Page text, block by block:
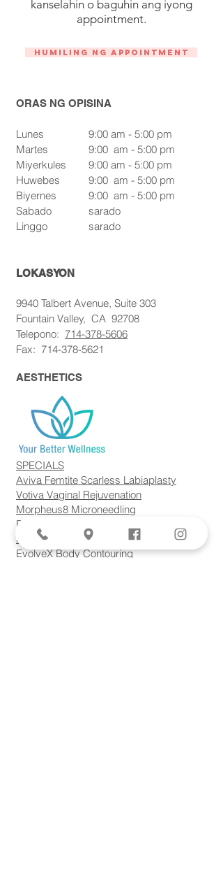
kanselahin o baguhin ang iyong
appointment.
Humiling ng Appointment
ORAS NG OPISINA
Lunes
Martes
Miyerkules
Huwebes
Biyernes
Sabado
Linggo
9:00 am - 5:00 pm
9:00 am - 5:00 pm
9:00 am - 5:00 pm
9:00 am - 5:00 pm
9:00 am - 5:00 pm
sarado
sarado
LOKASYON
9940 Talbert Avenue, Suite 303
Fountain Valley, CA 92708
Telepono: 714-378-5606
Fax: 714-378-5621
AESTHETICS
SPECIALS
Aviva Femtite Scarless Labiaplasty
Votiva Vaginal Rejuvenation
Morpheus8 Microneedling
Bodytite + Liposuction
Facetite Scarless Face Lift
EvolveX Body Contouring